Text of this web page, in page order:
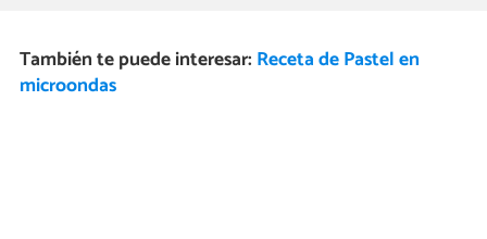
También te puede interesar: Receta de Pastel en
microondas